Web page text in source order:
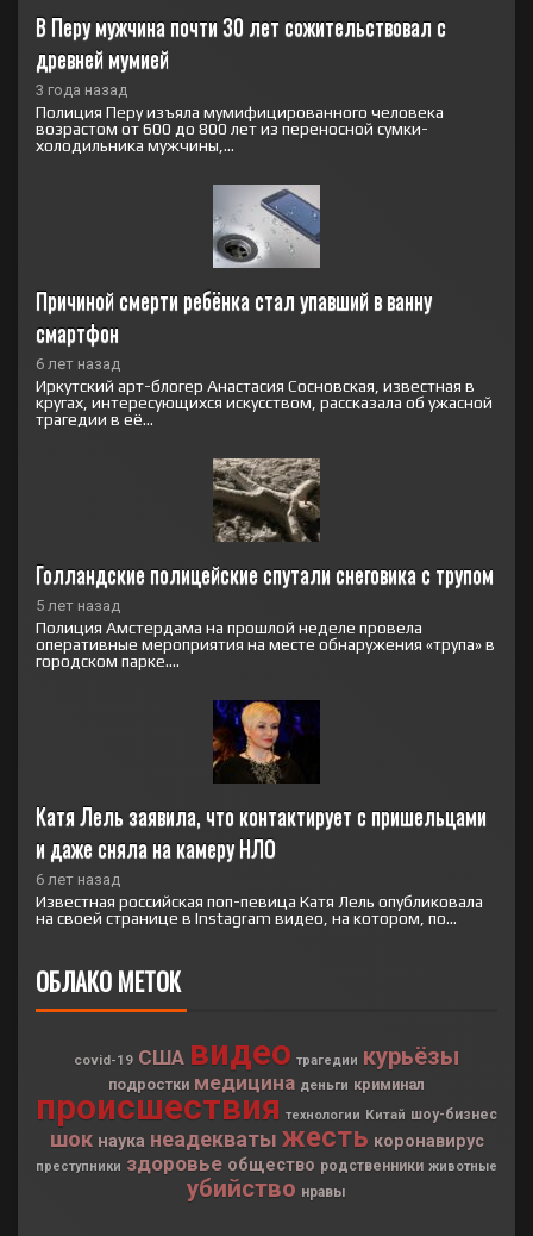
В Перу мужчина почти 30 лет сожительствовал с
древней мумией
3 года назад
Полиция Перу изъяла мумифицированного человека
возрастом от 600 до 800 лет из переносной сумки-
холодильника мужчины,...
Причиной смерти ребёнка стал упавший в ванну
смартфон
6 лет назад
Иркутский арт-блогер Анастасия Сосновская, известная в
кругах, интересующихся искусством, рассказала об ужасной
трагедии в её...
Голландские полицейские спутали снеговика с трупом
5 лет назад
Полиция Амстердама на прошлой неделе провела
оперативные мероприятия на месте обнаружения «трупа» в
городском парке....
Катя Лель заявила, что контактирует с пришельцами
и даже сняла на камеру НЛО
6 лет назад
Известная российская поп-певица Катя Лель опубликовала
на своей странице в Instagram видео, на котором, по...
ОБЛАКО МЕТОК
covid-19 США видео трагедии курьёзы
подростки медицина деньги криминал
происшествия технологии Китай шоу-бизнес
шок наука неадекваты жесть коронавирус
преступники здоровье общество родственники животные
убийство нравы